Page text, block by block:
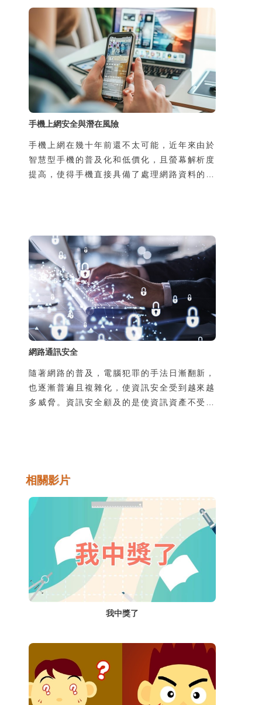
手機上網安全與潛在風險
手機上網在幾十年前還不太可能，近年來由於
智慧型手機的普及化和低價化，且螢幕解析度
提高，使得手機直接具備了處理網路資料的能
是私用或是經過公司網路管理人員保護，如今
透過手機在陌生的地方使用別人的線路上網，
可能導致通訊內容被竊聽，第二個原因是由於
使用了惡意的App卻不瞭解其風險，也可能導
致個資外洩，並且可能導致本人手機的發話或
簡訊功能被盜用，所
網路通訊安全
隨著網路的普及，電腦犯罪的手法日漸翻新，
也逐漸普遍且複雜化，使資訊安全受到越來越
多威脅。資訊安全顧及的是使資訊資產不受到
解並培養良好的使用習慣是很重要的。
相關影片
我中獎了